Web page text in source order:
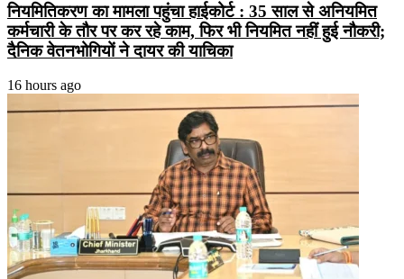
नियमितिकरण का मामला पहुंचा हाईकोर्ट : 35 साल से अनियमित
कर्मचारी के तौर पर कर रहे काम, फिर भी नियमित नहीं हुई नौकरी;
दैनिक वेतनभोगियों ने दायर की याचिका
16 hours ago